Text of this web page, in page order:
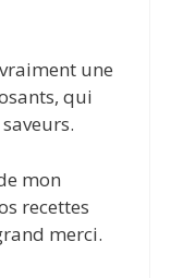
une
qui
mon
recettes
merci.